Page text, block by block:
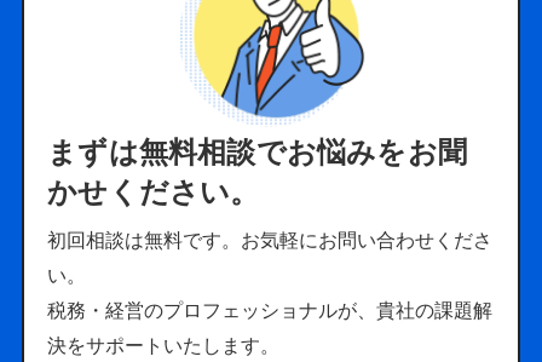
まずは無料相談でお悩みをお聞
かせください。
初回相談は無料です。お気軽にお問い合わせくださ
い。
税務・経営のプロフェッショナルが、貴社の課題解
決をサポートいたします。